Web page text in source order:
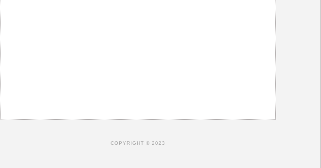
COPYRIGHT © 2023